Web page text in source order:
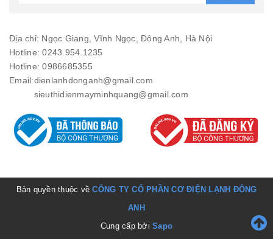
Địa chỉ: Ngọc Giang, Vĩnh Ngọc, Đông Anh, Hà Nội
Hotline: 0243.954.1235
Hotline: 0986685355
Email:dienlanhdonganh@gmail.com
sieuthidienmayminhquang@gmail.com
Bản quyền thuộc vềCÔNG TY CỔ PHẦN CƠ ĐIỆN LẠNH ĐÔNG
ANH
Cung cấp bởiSapo